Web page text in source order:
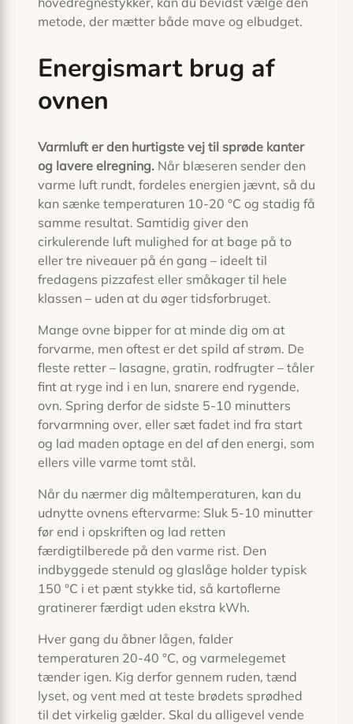
metode, der mætter både mave og elbudget.
Energismart brug af
ovnen
Varmluft er den hurtigste vej til sprøde kanter
og lavere elregning. Når blæseren sender den
varme luft rundt, fordeles energien jævnt, så du
kan sænke temperaturen 10-20 °C og stadig få
samme resultat. Samtidig giver den
cirkulerende luft mulighed for at bage på to
eller tre niveauer på én gang – ideelt til
fredagens pizzafest eller småkager til hele
klassen – uden at du øger tidsforbruget.
Mange ovne bipper for at minde dig om at
forvarme, men oftest er det spild af strøm. De
fleste retter – lasagne, gratin, rodfrugter – tåler
fint at ryge ind i en lun, snarere end rygende,
ovn. Spring derfor de sidste 5-10 minutters
forvarmning over, eller sæt fadet ind fra start
og lad maden optage en del af den energi, som
ellers ville varme tomt stål.
Når du nærmer dig måltemperaturen, kan du
udnytte ovnens eftervarme: Sluk 5-10 minutter
før end i opskriften og lad retten
færdigtilberede på den varme rist. Den
indbyggede stenuld og glaslåge holder typisk
150 °C i et pænt stykke tid, så kartoflerne
gratinerer færdigt uden ekstra kWh.
Hver gang du åbner lågen, falder
temperaturen 20-40 °C, og varmelegemet
tænder igen. Kig derfor gennem ruden, tænd
lyset, og vent med at teste brødets sprødhed
til det virkelig gælder. Skal du alligevel vende